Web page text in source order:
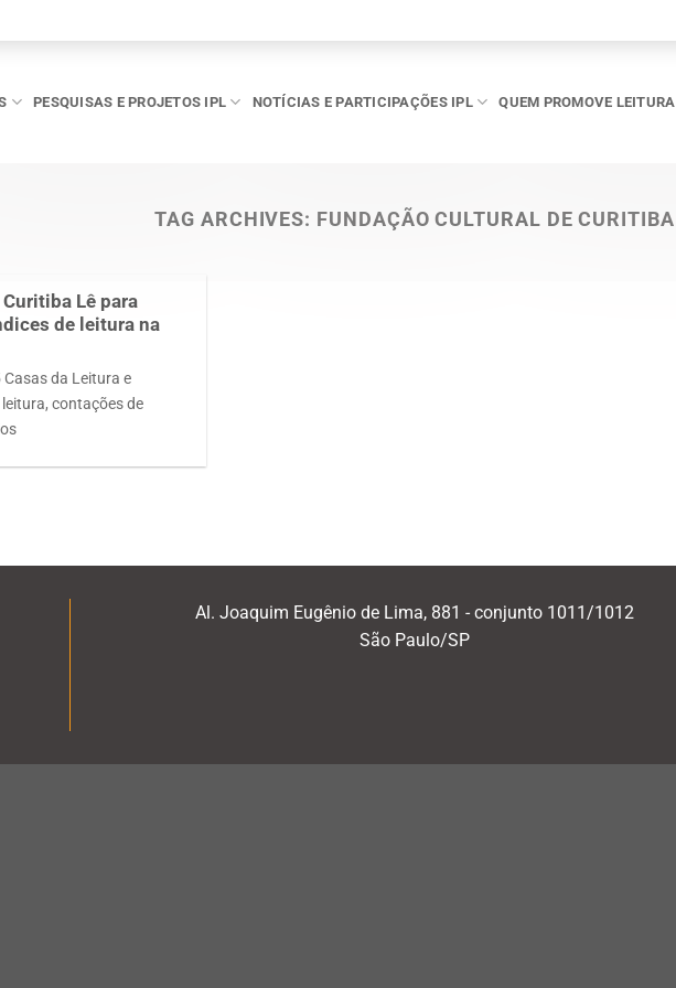
PESQUISAS E PROJETOS IPL NOTÍCIAS E PARTICIPAÇÕES IPL QUEM PROMOVE LEITURA
TAG ARCHIVES: FUNDAÇÃO CULTURAL DE CURITIBA
Lê para
de leitura na
da Leitura e
contações de
Al. Joaquim Eugênio de Lima, 881 - conjunto 1011/1012
São Paulo/SP